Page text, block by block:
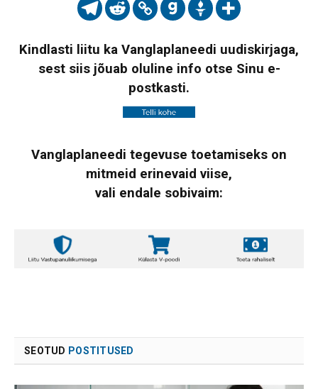
Kindlasti liitu ka Vanglaplaneedi uudiskirjaga,
sest siis jõuab oluline info otse Sinu e-
postkasti.
Vanglaplaneedi tegevuse toetamiseks on
mitmeid erinevaid viise,
vali endale sobivaim:
SEOTUD POSTITUSED